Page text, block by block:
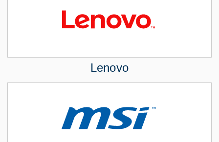
Lenovo